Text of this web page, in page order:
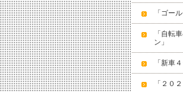
「ゴー
「自転
ン」
「新車４
「２０